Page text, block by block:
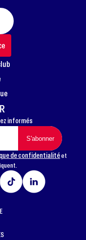
informés
de confidentialitéet